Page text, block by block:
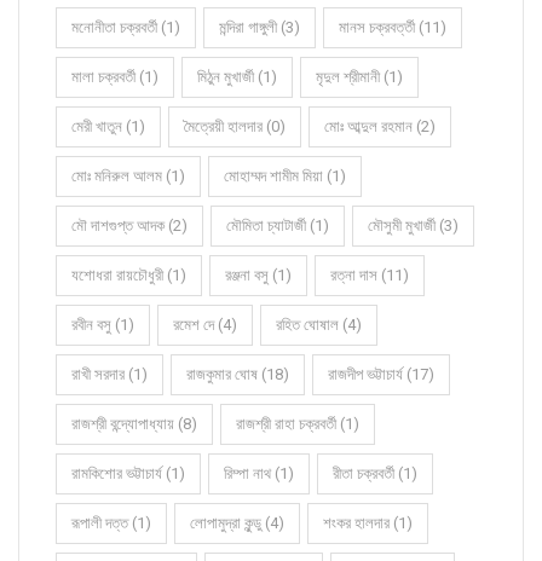
মনোনীতা চক্রবর্তী (1) মন্দিরা গাঙ্গুলী (3) মানস চক্রবর্ত্তী (11)
মালা চক্রবর্তী (1) মিঠুন মুখার্জী (1) মৃদুল শ্রীমানী (1)
মেরী খাতুন (1) মৈত্রেয়ী হালদার (0) মোঃ আব্দুল রহমান (2)
মোঃ মনিরুল আলম (1) মোহাম্মদ শামীম মিয়া (1)
মৌ দাশগুপ্ত আদক (2) মৌমিতা চ্যাটার্জী (1) মৌসুমী মুখার্জী (3)
যশোধরা রায়চৌধুরী (1) রঞ্জনা বসু (1) রত্না দাস (11)
রবীন বসু (1) রমেশ দে (4) রহিত ঘোষাল (4)
রাখী সরদার (1) রাজকুমার ঘোষ (18) রাজদীপ ভট্টাচার্য (17)
রাজশ্রী বন্দ্যোপাধ্যায় (8) রাজশ্রী রাহা চক্রবর্তী (1)
রামকিশোর ভট্টাচার্য (1) রিম্পা নাথ (1) রীতা চক্রবর্তী (1)
রূপালী দত্ত (1) লোপামুদ্রা কুন্ডু (4) শংকর হালদার (1)